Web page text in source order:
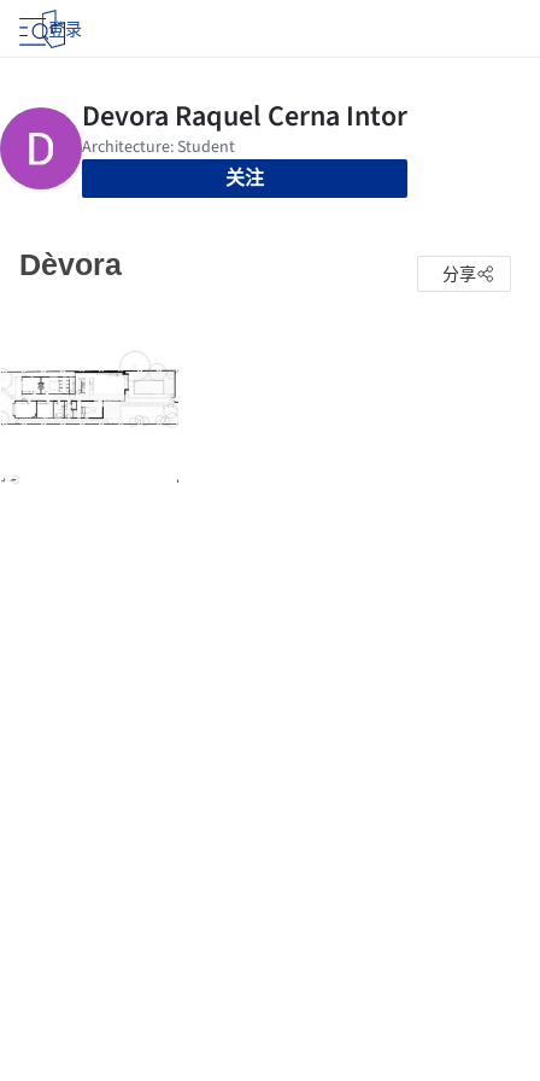
登录
关注
Dèvora 分享